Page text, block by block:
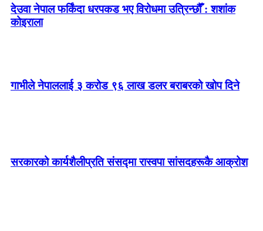
देउवा नेपाल फर्किंदा धरपकड भए विरोधमा उत्रिन्छौँ : शशांक
कोइराला
गाभीले नेपाललाई ३ करोड ९६ लाख डलर बराबरको खोप दिने
सरकारको कार्यशैलीप्रति संसद्‍मा रास्वपा सांसदहरूकै आक्रोश